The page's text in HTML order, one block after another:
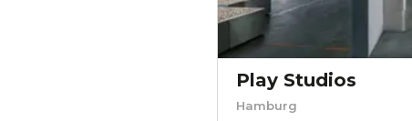
Play Studios
Hamburg